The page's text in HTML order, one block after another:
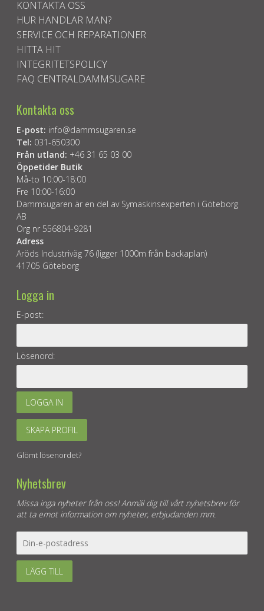
KONTAKTA OSS
HUR HANDLAR MAN?
SERVICE OCH REPARATIONER
HITTA HIT
INTEGRITETSPOLICY
FAQ CENTRALDAMMSUGARE
Kontakta oss
E-post: info@dammsugaren.se
Tel: 031-650300
Från utland: +46 31 65 03 00
Öppetider Butik
Må-to 10:00-18:00
Fre 10:00-16:00
Dammsugaren är en del av Symaskinsexperten i Göteborg
AB
Org nr 556804-9281
Adress
Aröds Industriväg 76 (ligger 1000m från backaplan)
41705 Göteborg
Logga in
E-post:
Lösenord:
LOGGA IN
SKAPA PROFIL
Glömt lösenordet?
Nyhetsbrev
Missa inga nyheter från oss! Anmäl dig till vårt nyhetsbrev för
att ta emot information om nyheter, erbjudanden mm.
LÄGG TILL